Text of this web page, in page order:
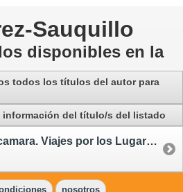
Sauquillo
disponibles en la
todos los títulos del autor para
información del título/s del listado
Mentiras de Dulcamara. Viajes por los Lugares Dúplices - ilustrado
nosotros